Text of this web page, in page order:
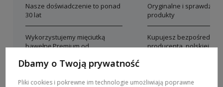
Nasze doświadczenie to ponad
30 lat
Wykorzystujemy mięciutką
bawełnę Premium od
Oryginalne i sprawdzone
produkty
Kupujesz bezpośrednio
producenta, polskiej
Dbamy o Twoją prywatność
Pliki cookies i pokrewne im technologie umożliwiają poprawne